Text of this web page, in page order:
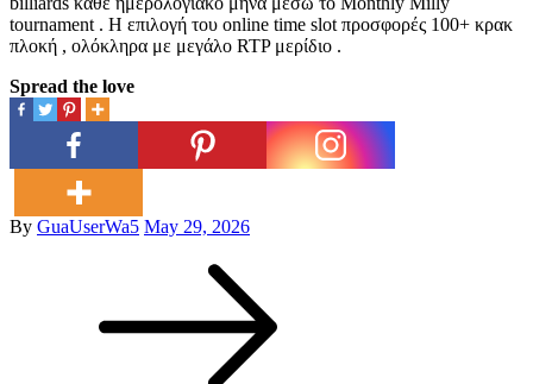
tournament . Η επιλογή του online time slot προσφορές 100+ κρακ
πλοκή , ολόκληρα με μεγάλο RTP μερίδιο .
Spread the love
By GuaUserWa5Posted
May 29, 2026